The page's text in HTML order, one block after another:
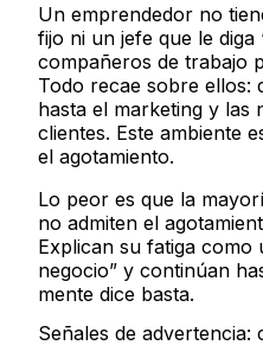
Un emprendedor no
fijo ni un jefe que le diga
compañeros de trabajo
Todo recae sobre ellos:
hasta el marketing y las
clientes. Este ambiente
el agotamiento.
Lo peor es que la
no admiten el
Explican su fatiga como
negocio” y continúan
mente dice basta.
Señales de